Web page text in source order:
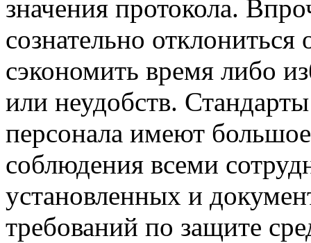
значения протокола.
сознательно отклониться
сэкономить время либо
или неудобств.
персонала имеют
соблюдения всеми
установленных и
требований по защите